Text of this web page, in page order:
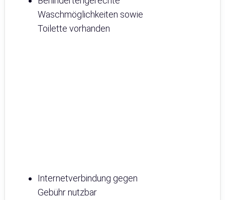
Waschmöglichkeiten sowie
Toilette vorhanden
Internetverbindung gegen
Gebühr nutzbar